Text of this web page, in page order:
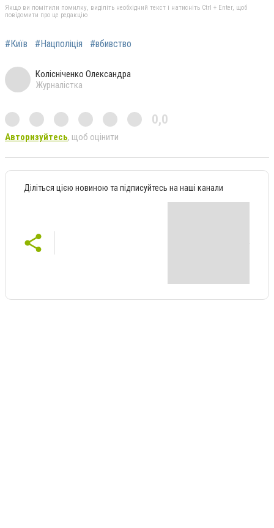
Якщо ви помітили помилку, виділіть необхідний текст і натисніть Ctrl + Enter, щоб
повідомити про це редакцію
#Київ #Нацполіція #вбивство
Колісніченко Олександра
Журналістка
0,0
Авторизуйтесь, щоб оцінити
Діліться цією новиною та підписуйтесь на наші канали